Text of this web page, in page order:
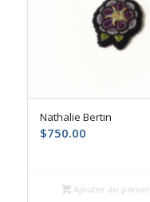
Nathalie Bertin
$750.00
Ajouter au panier